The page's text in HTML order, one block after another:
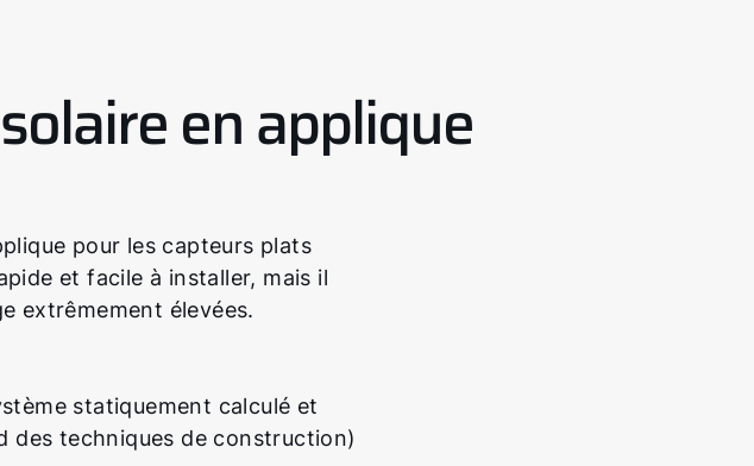
en applique
pour les capteurs plats
et facile à installer, mais il
extrêmement élevées.
statiquement calculé et
des techniques de construction)